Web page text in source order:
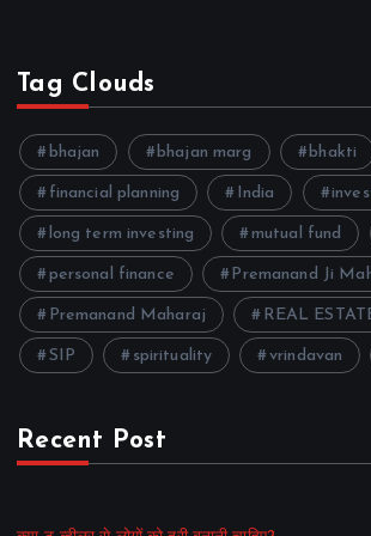
Tag Clouds
bhajan bhajan marg bhakti
financial planning India
long term investing mutual fund
personal finance Premanand Ji
Premanand Maharaj REAL
SIP spirituality vrindavan
Recent Post